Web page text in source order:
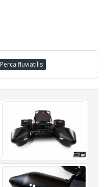
Perca fluviatilis